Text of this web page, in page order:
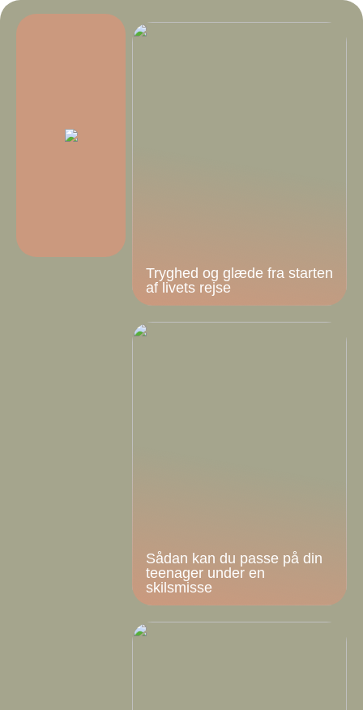
Tryghed og glæde fra starten
af livets rejse
Sådan kan du passe på din
teenager under en
skilsmisse